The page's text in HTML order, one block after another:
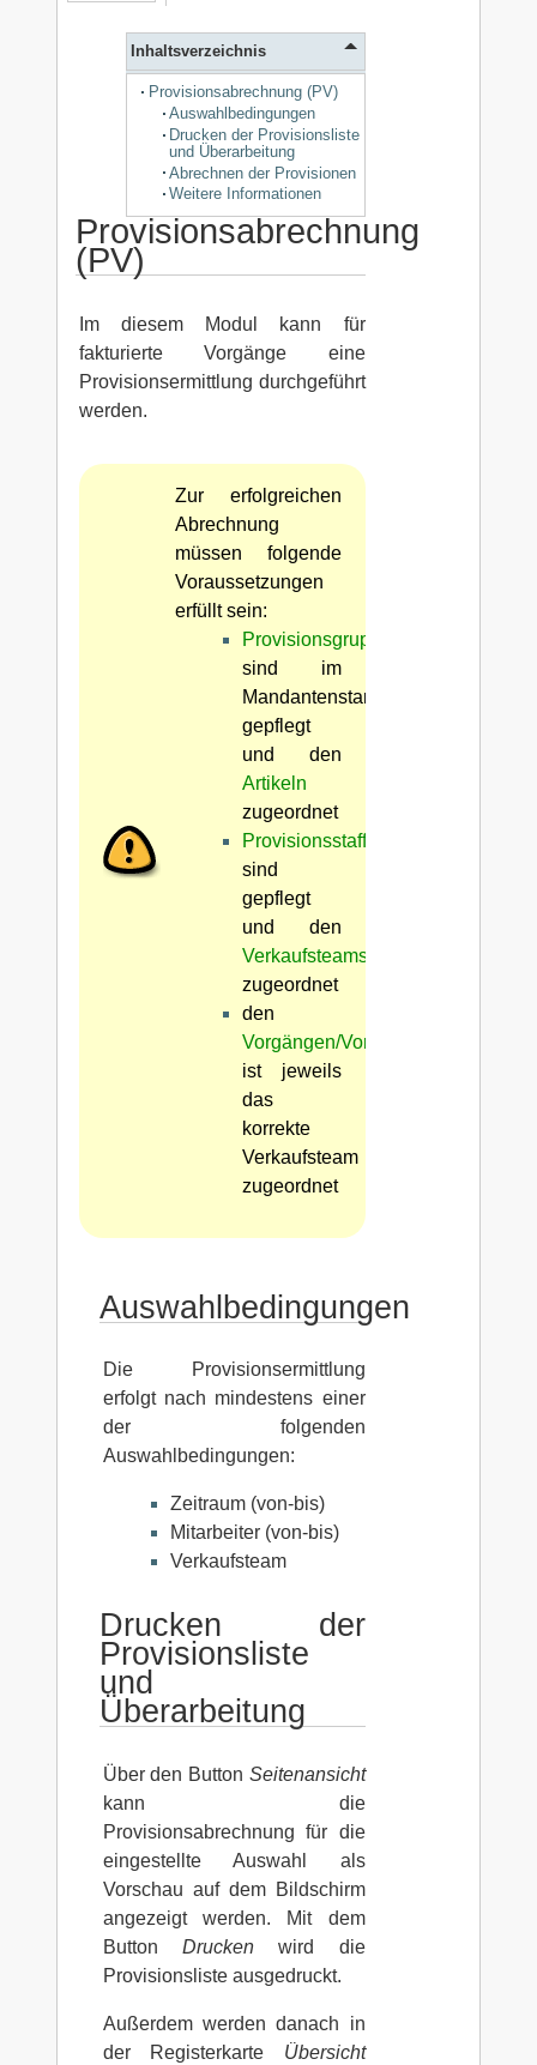
Inhaltsverzeichnis
Provisionsabrechnung (PV)
Auswahlbedingungen
Drucken der Provisionsliste
und Überarbeitung
Abrechnen der Provisionen
Weitere Informationen
Provisionsabrechnung
(PV)
Im diesem Modul kann für
fakturierte Vorgänge eine
Provisionsermittlung durchgeführt
werden.
Zur erfolgreichen
Abrechnung
müssen folgende
Voraussetzungen
erfüllt sein:
Provisionsgruppen
sind im
Mandantenstamm
gepflegt
und den
Artikeln
zugeordnet
Provisionsstaffeln
sind
gepflegt
und den
Verkaufsteams
zugeordnet
den
Vorgängen/Vorgangspositionen
ist jeweils
das
korrekte
Verkaufsteam
zugeordnet
Auswahlbedingungen
Die Provisionsermittlung
erfolgt nach mindestens einer
der folgenden
Auswahlbedingungen:
Zeitraum (von-bis)
Mitarbeiter (von-bis)
Verkaufsteam
Drucken der
Provisionsliste
und
Überarbeitung
Über den Button Seitenansicht
kann die
Provisionsabrechnung für die
eingestellte Auswahl als
Vorschau auf dem Bildschirm
angezeigt werden. Mit dem
ButtonDrucken wird die
Provisionsliste ausgedruckt.
Außerdem werden danach in
der Registerkarte Übersicht